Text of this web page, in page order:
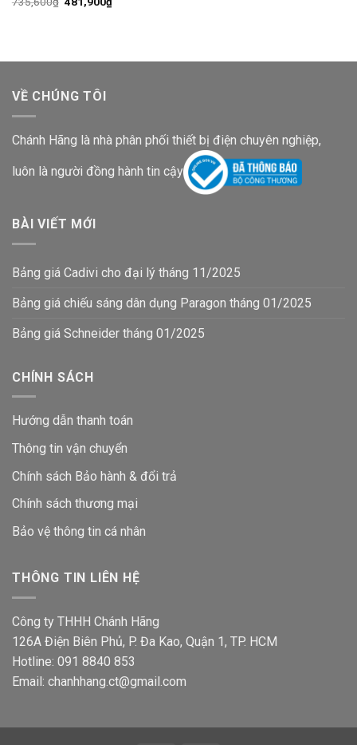
hiện
VỀ CHÚNG TÔI
Chánh Hãng là nhà phân phối thiết bị điện chuyên nghiệp,
luôn là người đồng hành tin cậy
BÀI VIẾT MỚI
Bảng giá Cadivi cho đại lý tháng 11/2025
Bảng giá chiếu sáng dân dụng Paragon tháng 01/2025
Bảng giá Schneider tháng 01/2025
CHÍNH SÁCH
Hướng dẫn thanh toán
Thông tin vận chuyển
Chính sách Bảo hành & đổi trả
Chính sách thương mại
Bảo vệ thông tin cá nhân
THÔNG TIN LIÊN HỆ
Công ty THHH Chánh Hãng
126A Điện Biên Phủ, P. Đa Kao, Quận 1, TP. HCM
Hotline: 091 8840 853
Email: chanhhang.ct@gmail.com